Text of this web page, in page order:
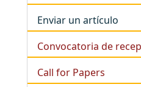
Enviar un artículo
Convocatoria de
Call for Papers